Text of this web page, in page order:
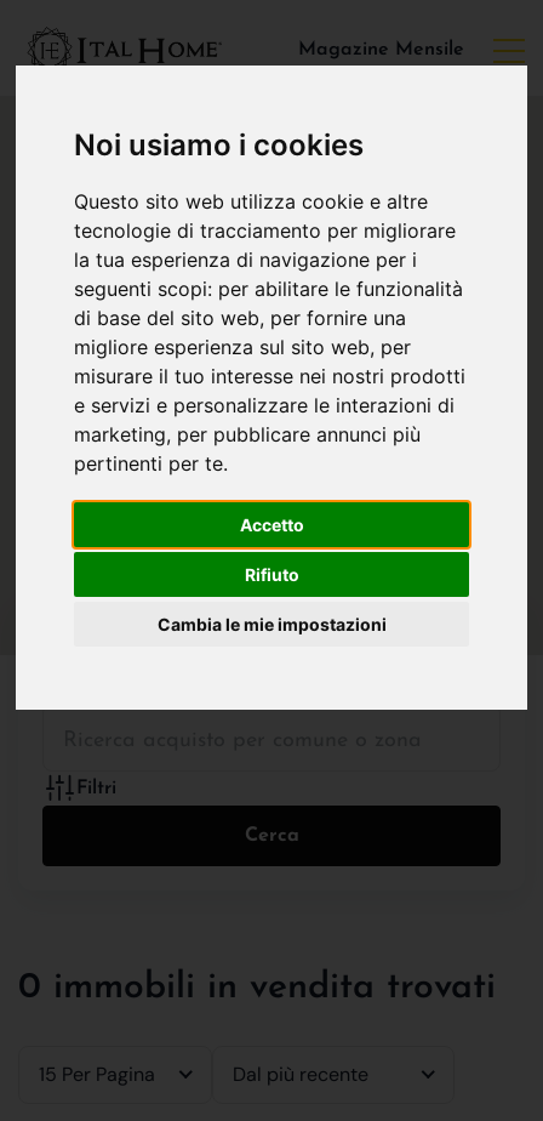
Noi usiamo i cookies
Questo sito web utilizza cookie e altre
tecnologie di tracciamento per migliorare
la tua esperienza di navigazione per i
seguenti scopi: per abilitare le funzionalità
di base del sito web, per fornire una
migliore esperienza sul sito web, per
misurare il tuo interesse nei nostri prodotti
e servizi e personalizzare le interazioni di
marketing, per pubblicare annunci più
pertinenti per te.
Accetto
Rifiuto
Cambia le mie impostazioni
Magazine Mensile
Filtri
Cerca
0 immobili in vendita trovati
15 Per Pagina Dal più recente